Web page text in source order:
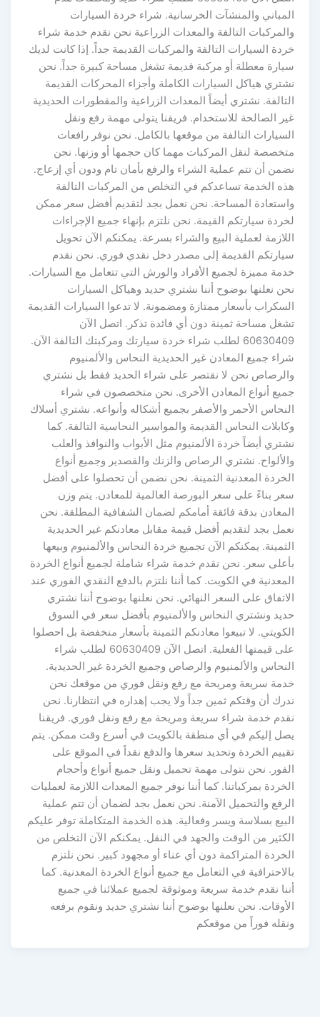
المباني والمنشآت الخرسانية. شراء خردة السيارات
والمركبات التالفة والمعدات الزراعية نحن نقدم خدمة شراء
خردة السيارات التالفة والمركبات القديمة جداً. إذا كانت لديك
سيارة معطلة أو مركبة قديمة تشغل مساحة كبيرة جداً. نحن
نشتري هياكل السيارات الكاملة وأجزاء المحركات القديمة
التالفة. نشتري أيضاً المعدات الزراعية والمقطورات الحديدية
غير الصالحة للاستخدام. فريقنا يتولى مهمة رفع ونقل
السيارات التالفة من موقعها بالكامل. نحن نوفر رافعات
متخصصة لنقل المركبات مهما كان حجمها أو وزنها. نحن
نضمن أن تتم عملية الشراء والرفع بأمان تام ودون أي إزعاج.
هذه الخدمة تساعدكم في التخلص من المركبات التالفة
واستعادة المساحة. نحن نعمل بجد لتقديم أفضل سعر ممكن
لخردة سيارتكم القيمة. نحن نلتزم بإنهاء جميع الإجراءات
اللازمة لعملية البيع والشراء بسرعة. يمكنكم الآن تحويل
سيارتكم القديمة إلى مصدر دخل نقدي فوري. نحن نقدم
خدمة مميزة لجميع الأفراد والورش التي تتعامل مع السيارات.
نحن نعلنها بوضوح أننا نشتري حديد وهياكل السيارات
السكراب بأسعار ممتازة ومضمونة. لا تدعوا السيارات القديمة
تشغل مساحة ثمينة دون أي فائدة تذكر. اتصل الآن
60630409 لطلب شراء خردة سيارتك ومركبتك التالفة الآن.
شراء جميع المعادن غير الحديدية النحاس والألمنيوم
والرصاص نحن لا نقتصر على شراء الحديد فقط بل نشتري
جميع أنواع المعادن الأخرى. نحن متخصصون في شراء
النحاس الأحمر والأصفر بجميع أشكاله وأنواعه. نشتري أسلاك
وكابلات النحاس القديمة والمواسير النحاسية التالفة. كما
نشتري أيضاً خردة الألمنيوم مثل الأبواب والنوافذ والعلب
والألواح. نشتري الرصاص والزنك والقصدير وجميع أنواع
الخردة المعدنية الثمينة. نحن نضمن أن تحصلوا على أفضل
سعر بناءً على سعر البورصة العالمية للمعادن. يتم وزن
المعادن بدقة فائقة أمامكم لضمان الشفافية المطلقة. نحن
نعمل بجد لتقديم أفضل قيمة مقابل معادنكم غير الحديدية
الثمينة. يمكنكم الآن تجميع خردة النحاس والألمنيوم وبيعها
بأعلى سعر. نحن نقدم خدمة شراء شاملة لجميع أنواع الخردة
المعدنية في الكويت. كما أننا نلتزم بالدفع النقدي الفوري عند
الاتفاق على السعر النهائي. نحن نعلنها بوضوح أننا نشتري
حديد ونشتري النحاس والألمنيوم بأفضل سعر في السوق
الكويتي. لا تبيعوا معادنكم الثمينة بأسعار منخفضة بل احصلوا
على قيمتها الفعلية. اتصل الآن 60630409 لطلب شراء
النحاس والألمنيوم والرصاص وجميع الخردة غير الحديدية.
خدمة سريعة ومريحة مع رفع ونقل فوري من موقعك نحن
ندرك أن وقتكم ثمين جداً ولا يجب إهداره في انتظارنا. نحن
نقدم خدمة شراء سريعة ومريحة مع رفع ونقل فوري. فريقنا
يصل إليكم في أي منطقة بالكويت في أسرع وقت ممكن. يتم
تقييم الخردة وتحديد سعرها والدفع نقداً في الموقع على
الفور. نحن نتولى مهمة تحميل ونقل جميع أنواع وأحجام
الخردة بمركباتنا. كما أننا نوفر جميع المعدات اللازمة لعمليات
الرفع والتحميل الآمنة. نحن نعمل بجد لضمان أن تتم عملية
البيع بسلاسة ويسر وفعالية. هذه الخدمة المتكاملة توفر عليكم
الكثير من الوقت والجهد في النقل. يمكنكم الآن التخلص من
الخردة المتراكمة دون أي عناء أو مجهود كبير. نحن نلتزم
بالاحترافية في التعامل مع جميع أنواع الخردة المعدنية. كما
أننا نقدم خدمة سريعة وموثوقة لجميع عملائنا في جميع
الأوقات. نحن نعلنها بوضوح أننا نشتري حديد ونقوم برفعه
ونقله فوراً من موقعكم